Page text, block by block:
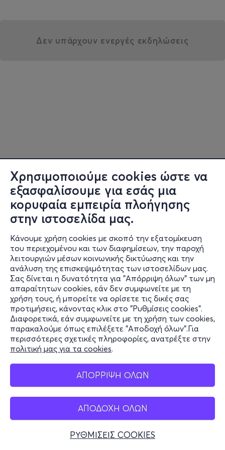
Χρησιμοποιούμε cookies ώστε να
εξασφαλίσουμε για εσάς μια
κορυφαία εμπειρία πλοήγησης
στην ιστοσελίδα μας.
Κάνουμε χρήση cookies με σκοπό την εξατομίκευση
του περιεχομένου και των διαφημίσεων, την παροχή
λειτουργιών μέσων κοινωνικής δικτύωσης και την
ανάλυση της επισκεψιμότητας των ιστοσελίδων μας.
Σας δίνεται η δυνατότητα για "Απόρριψη όλων" των μη
απαραίτητων cookies, εάν δεν συμφωνείτε με τη
χρήση τους, ή μπορείτε να ορίσετε τις δικές σας
προτιμήσεις, κάνοντας κλικ στο "Ρυθμίσεις cookies".
Διαφορετικά, εάν συμφωνείτε με τη χρήση των cookies,
παρακαλούμε όπως επιλέξετε "Αποδοχή όλων".Για
περισσότερες σχετικές πληροφορίες, ανατρέξτε στην
πολιτική μας για τα cookies.
ΑΠΟΡΡΙΨΗ ΟΛΩΝ
ΑΠΟΔΟΧΗ ΟΛΩΝ
ΡΥΘΜΙΣΕΙΣ COOKIES
Δεν υπάρχουν ενεργές εκδηλώσεις